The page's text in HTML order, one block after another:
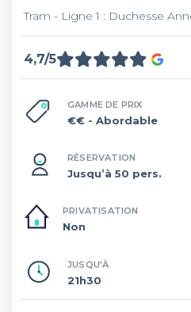
Tram - Ligne 1 : Duchesse
4,7/5
GAMME DE PRIX
€€ - Abordable
RÉSERVATION
Jusqu’à 50 pers.
PRIVATISATION
Non
JUSQU'À
21h30